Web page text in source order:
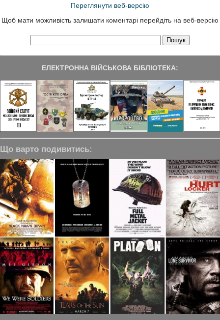
Переглянути веб-версію
Щоб мати можливість залишати коментарі перейдіть на веб-версію
ЕЛЕКТРОННА ВІЙСЬКОВА БІБЛІОТЕКА:
Що варто подивитись: